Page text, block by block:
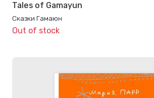
Tales of Gamayun
Сказки Гамаюн
Out of stock